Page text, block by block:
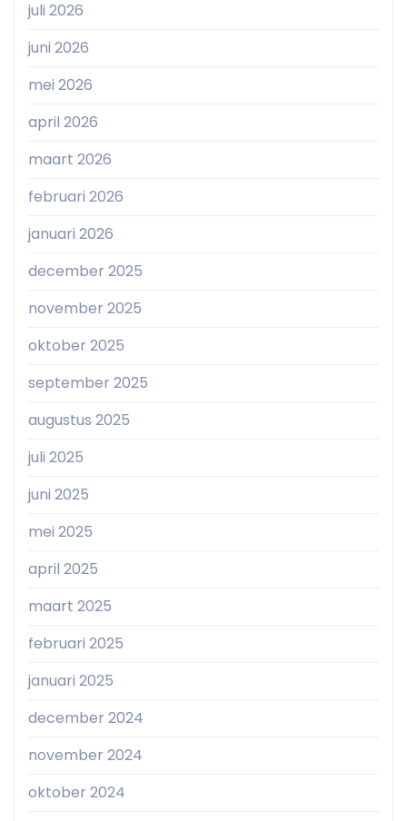
juli 2026
juni 2026
mei 2026
april 2026
maart 2026
februari 2026
januari 2026
december 2025
november 2025
oktober 2025
september 2025
augustus 2025
juli 2025
juni 2025
mei 2025
april 2025
maart 2025
februari 2025
januari 2025
december 2024
november 2024
oktober 2024